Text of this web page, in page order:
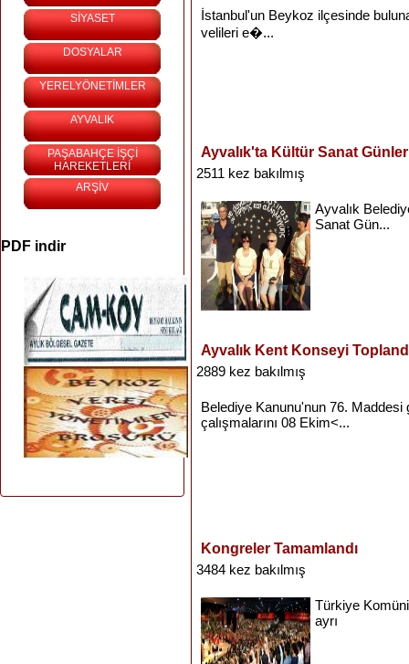
SİYASET
DOSYALAR
YERELYÖNETİMLER
AYVALIK
PAŞABAHÇE İŞÇİ
HAREKETLERİ
ARŞİV
PDF indir
İstanbul'un Beykoz ilçesinde
velileri e�...
Ayvalık'ta Kültür Sanat
2511 kez bakılmış
Ayvalık
Sanat Gün...
Ayvalık Kent Konseyi
2889 kez bakılmış
Belediye Kanunu'nun 76. Maddesi
çalışmalarını 08 Ekim<...
Kongreler Tamamlandı
3484 kez bakılmış
Türkiye
ayrı